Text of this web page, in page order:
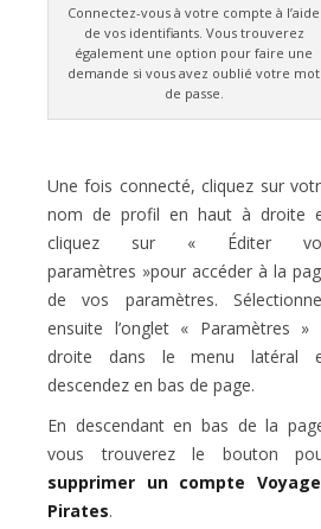
Connectez-vous à votre compte à l’aide
de vos identifiants. Vous trouverez
également une option pour faire une
demande si vous avez oublié votre mot
de passe.
Une fois connecté, cliquez sur
nom de profil en haut à droite
cliquez sur « Éditer
paramètres »pour accéder à la
de vos paramètres.
ensuite l’onglet « Paramètres »
droite dans le menu latéral
descendez en bas de page.
En descendant en bas de la
vous trouverez le bouton
supprimer un compte
Pirates.